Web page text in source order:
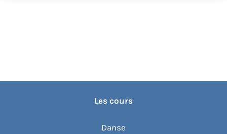
Les cours
Danse